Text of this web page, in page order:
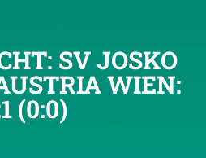
SV JOSKO
WIEN:
(0:0)